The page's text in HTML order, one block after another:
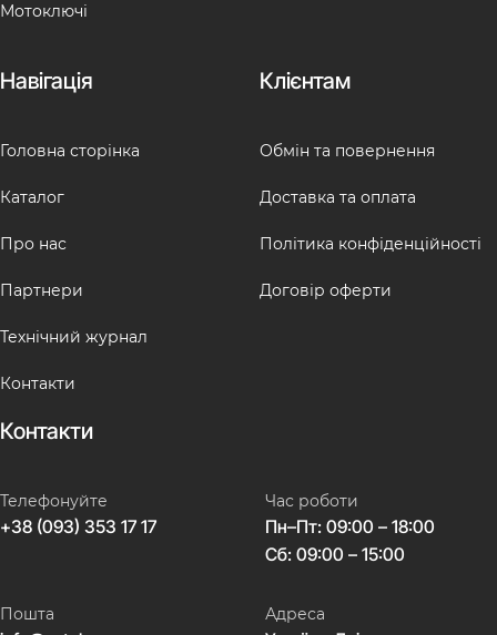
Мотоключі
Навігація
Головна сторінка
Каталог
Про нас
Партнери
Технічний журнал
Контакти
Клієнтам
Обмін та повернення
Доставка та оплата
Політика конфіденційності
Договір оферти
Контакти
Телефонуйте
+38 (093) 353 17 17
Час роботи
Пн–Пт: 09:00 – 18:00
Сб: 09:00 – 15:00
Пошта Адреса